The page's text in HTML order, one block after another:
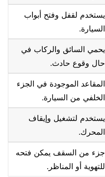
يستخدم لقفل وفتح أبواب
السيارة.
يحمي السائق والركاب في
حال وقوع حادث.
المقاعد الموجودة في الجزء
الخلفي من السيارة.
يستخدم لتشغيل وإيقاف
المحرك.
جزء من السقف يمكن فتحه
للتهوية أو المناظر.